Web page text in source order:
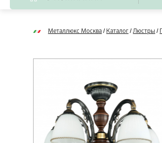
Металлюкс Москва / Каталог /Люстры /